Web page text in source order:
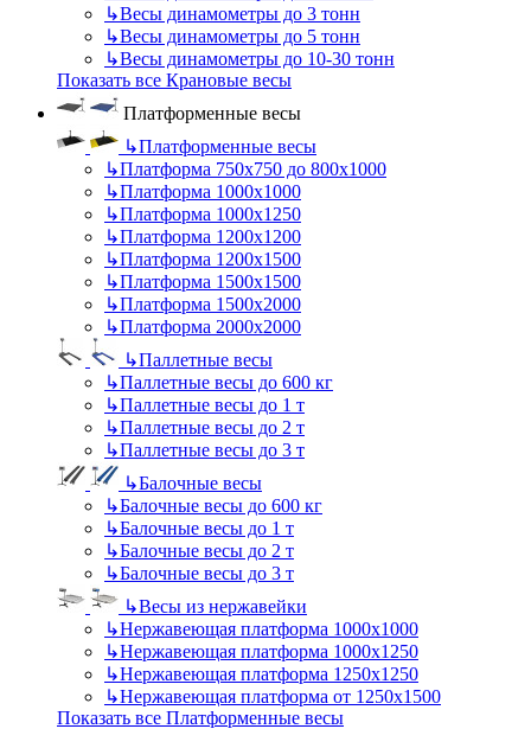
↳Весы динамометры до 3 тонн
↳Весы динамометры до 5 тонн
↳Весы динамометры до 10-30 тонн
Показать все Крановые весы
Платформенные весы
↳Платформенные весы
↳Платформа 750х750 до 800х1000
↳Платформа 1000х1000
↳Платформа 1000х1250
↳Платформа 1200х1200
↳Платформа 1200х1500
↳Платформа 1500х1500
↳Платформа 1500х2000
↳Платформа 2000х2000
↳Паллетные весы
↳Паллетные весы до 600 кг
↳Паллетные весы до 1 т
↳Паллетные весы до 2 т
↳Паллетные весы до 3 т
↳Балочные весы
↳Балочные весы до 600 кг
↳Балочные весы до 1 т
↳Балочные весы до 2 т
↳Балочные весы до 3 т
↳Весы из нержавейки
↳Нержавеющая платформа 1000х1000
↳Нержавеющая платформа 1000х1250
↳Нержавеющая платформа 1250х1250
↳Нержавеющая платформа от 1250х1500
Показать все Платформенные весы